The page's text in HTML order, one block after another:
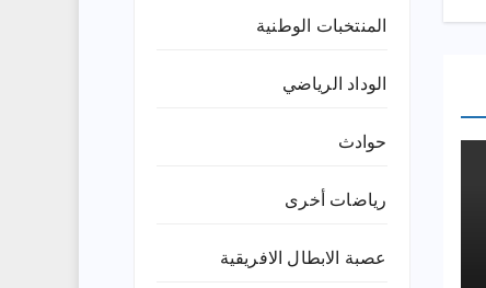
المنتخبات الوطنية
الوداد الرياضي
حوادث
رياضات أخرى
عصبة الابطال الافريقية